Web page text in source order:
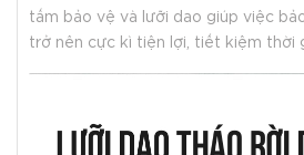
tấm bảo vệ và lưỡi dao giúp việc
trở nên cực kì tiện lợi, tiết kiệm thời